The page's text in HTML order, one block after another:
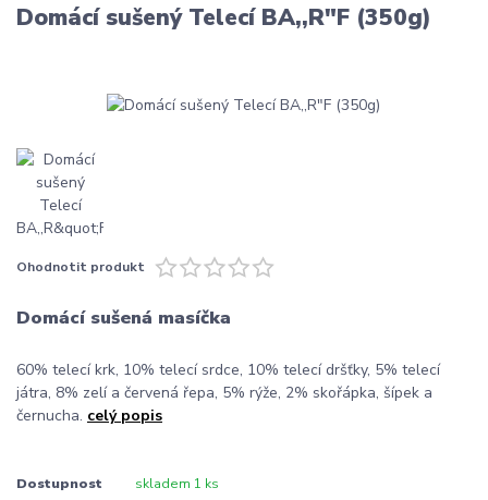
Domácí sušený Telecí BA,,R"F (350g)
Ohodnotit produkt
Domácí sušená masíčka
60% telecí krk, 10% telecí srdce, 10% telecí dršťky, 5% telecí
játra, 8% zelí a červená řepa, 5% rýže, 2% skořápka, šípek a
černucha. celý popis
Dostupnost skladem 1 ks